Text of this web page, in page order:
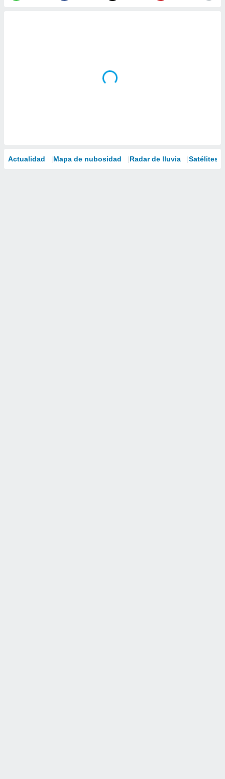
Actualidad Mapa de nubosidad Radar de lluvia Satélites